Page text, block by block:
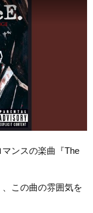
ンスの楽曲『The
この曲の雰囲気を